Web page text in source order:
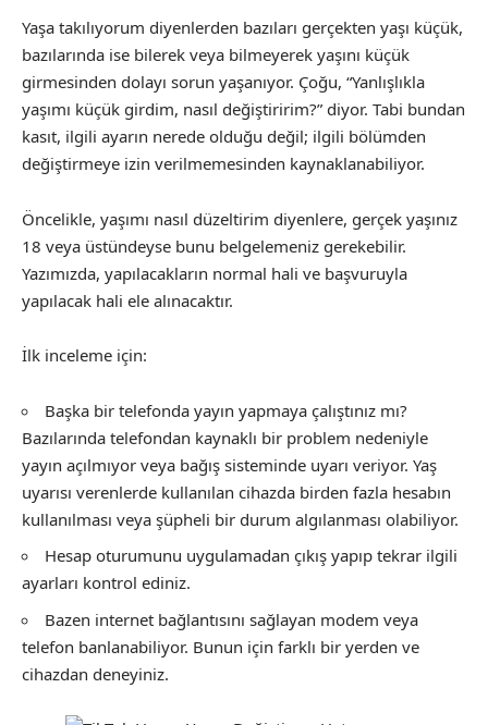
Yaşa takılıyorum diyenlerden bazıları gerçekten yaşı küçük,
bazılarında ise bilerek veya bilmeyerek yaşını küçük
girmesinden dolayı sorun yaşanıyor. Çoğu, “Yanlışlıkla
yaşımı küçük girdim, nasıl değiştiririm?” diyor. Tabi bundan
kasıt, ilgili ayarın nerede olduğu değil; ilgili bölümden
değiştirmeye izin verilmemesinden kaynaklanabiliyor.
Öncelikle, yaşımı nasıl düzeltirim diyenlere, gerçek yaşınız
18 veya üstündeyse bunu belgelemeniz gerekebilir.
Yazımızda, yapılacakların normal hali ve başvuruyla
yapılacak hali ele alınacaktır.
İlk inceleme için:
Başka bir telefonda yayın yapmaya çalıştınız mı?
Bazılarında telefondan kaynaklı bir problem nedeniyle
yayın açılmıyor veya bağış sisteminde uyarı veriyor. Yaş
uyarısı verenlerde kullanılan cihazda birden fazla hesabın
kullanılması veya şüpheli bir durum algılanması olabiliyor.
Hesap oturumunu uygulamadan çıkış yapıp tekrar ilgili
ayarları kontrol ediniz.
Bazen internet bağlantısını sağlayan modem veya
telefon banlanabiliyor. Bunun için farklı bir yerden ve
cihazdan deneyiniz.